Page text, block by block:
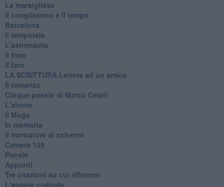
La marsigliese
Il compleanno e il tempo
Barcelona
Il temporale
L'astronauta
Il frate
Il faro
​LA SCRITTURA Lettera ad un amico
Il romanzo
Cinque poesie di Marco Celati
L'airone
Il Mago
In memoria
Il montatore di schermi
Camera 109
Poesie
Appunti
Tre citazioni su cui riflettere
L'angelo custode